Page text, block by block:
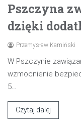
Pszczyna
dzięki
Przemysław Kamiński
W Pszczynie
wzmocnienie
5…
Czytaj dalej